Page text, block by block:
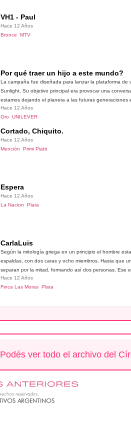
VH1 - Paul
Hace 12 Años
Bronce
MTV
Por qué traer un hijo a este mundo?
La campaña fue diseñada para lanzar la plataforma de
Sunlight. Su objetivo principal era provocar una
estamos dejando el planeta a las futuras generaciones
Hace 12 Años
Oro
UNILEVER
Cortado, Chiquito.
Hace 12 Años
Mención
Primi Piatti
Espera
Hace 12 Años
La Nacion
Plata
CarlaLuis
Según la mitología griega en un principio el hombre
espaldas, con dos caras y ocho miembros. Hasta que
separan por la mitad, formando así dos personas. Ese
Hace 12 Años
Finca Las Moras Plata
Podés ver todo el archivo del